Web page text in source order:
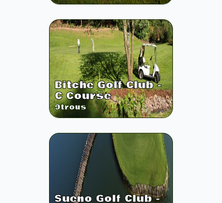
Bitche Golf Club -
C Course
9trous
Sueno Golf Club -